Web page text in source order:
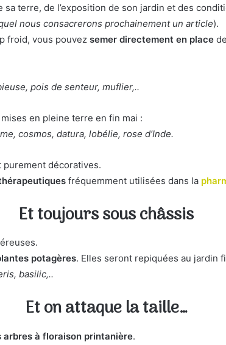
sa terre, de l’exposition de son jardin et des
nous consacrerons prochainement un article).
froid, vous pouvez semer directement en place
pois de senteur, muflier,..
en pleine terre en fin mai :
cosmos, datura, lobélie, rose d’Inde.
décoratives.
fréquemment utilisées dans la
Et toujours sous châssis
potagères. Elles seront repiquées au jardin
basilic,..
Et on attaque la taille…
arbres à floraison printanière.